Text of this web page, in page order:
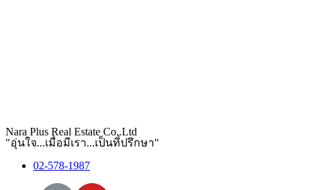
Nara Plus Real Estate Co,.Ltd
"อุ่นใจ...เมื่อมีเรา...เป็นที่ปรึกษา"
02-578-1987